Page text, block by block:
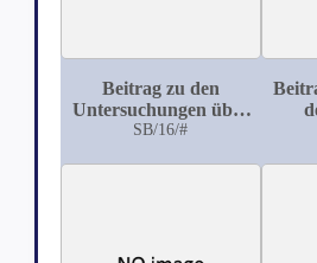
Beitrag zu den
Untersuchungen über
das basisch salzsaure
SB/16/#